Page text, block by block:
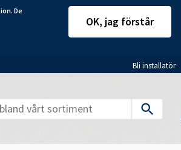
De
OK, jag förstår
Bli installatör